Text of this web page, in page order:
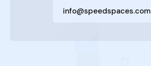
info@speedspaces.com